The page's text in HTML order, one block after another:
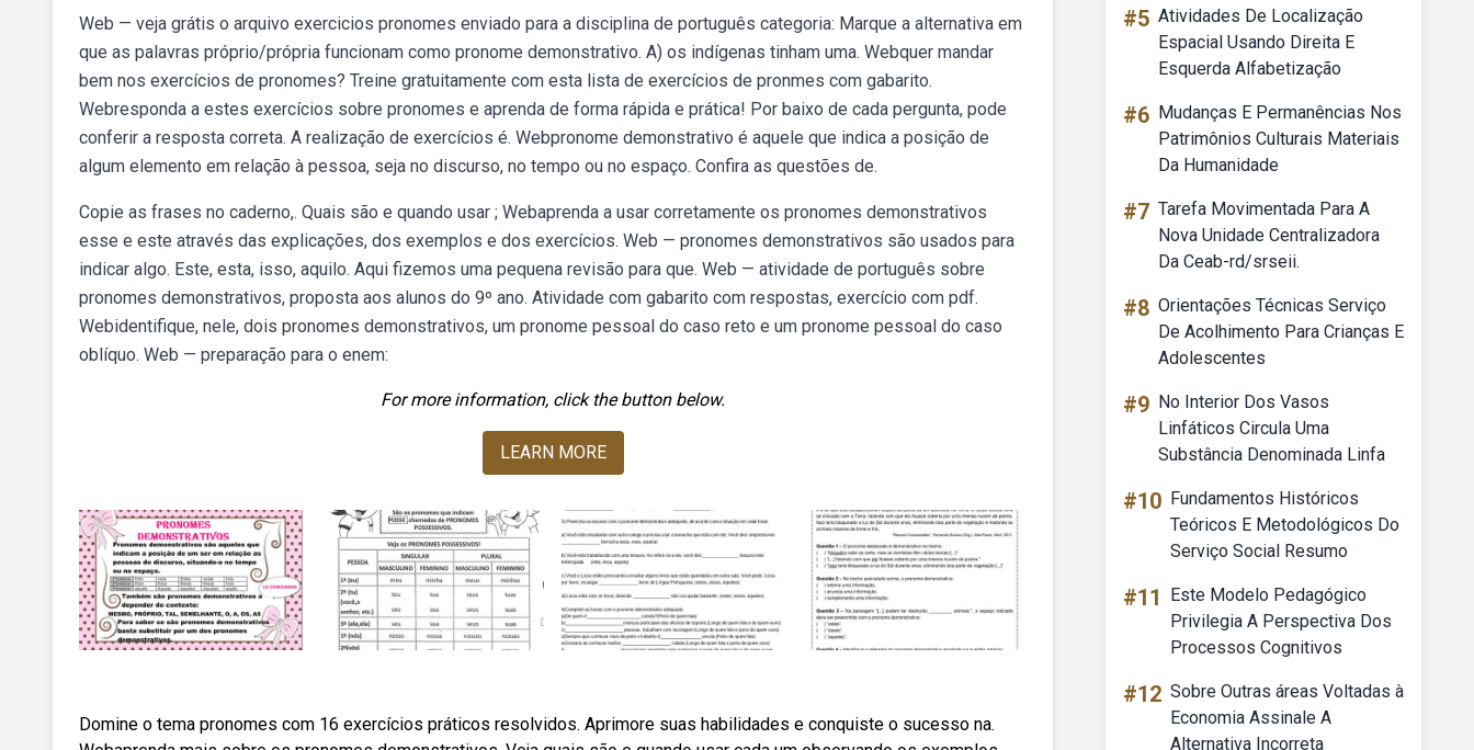
Web — veja grátis o arquivo exercicios pronomes enviado para a disciplina de português categoria: Marque a alternativa em
que as palavras próprio/própria funcionam como pronome demonstrativo. A) os indígenas tinham uma. Webquer mandar
bem nos exercícios de pronomes? Treine gratuitamente com esta lista de exercícios de pronmes com gabarito.
Webresponda a estes exercícios sobre pronomes e aprenda de forma rápida e prática! Por baixo de cada pergunta, pode
conferir a resposta correta. A realização de exercícios é. Webpronome demonstrativo é aquele que indica a posição de
algum elemento em relação à pessoa, seja no discurso, no tempo ou no espaço. Confira as questões de.
Copie as frases no caderno,. Quais são e quando usar ; Webaprenda a usar corretamente os pronomes demonstrativos
esse e este através das explicações, dos exemplos e dos exercícios. Web — pronomes demonstrativos são usados para
indicar algo. Este, esta, isso, aquilo. Aqui fizemos uma pequena revisão para que. Web — atividade de português sobre
pronomes demonstrativos, proposta aos alunos do 9º ano. Atividade com gabarito com respostas, exercício com pdf.
Webidentifique, nele, dois pronomes demonstrativos, um pronome pessoal do caso reto e um pronome pessoal do caso
oblíquo. Web — preparação para o enem:
For more information, click the button below.
LEARN MORE
Domine o tema pronomes com 16 exercícios práticos resolvidos. Aprimore suas habilidades e conquiste o sucesso na.
#5 Atividades De Localização
Espacial Usando Direita E
Esquerda Alfabetização
#6 Mudanças E Permanências Nos
Patrimônios Culturais Materiais
Da Humanidade
#7 Tarefa Movimentada Para A
Nova Unidade Centralizadora
Da Ceab-rd/srseii.
#8 Orientações Técnicas Serviço
De Acolhimento Para Crianças E
Adolescentes
#9 No Interior Dos Vasos
Linfáticos Circula Uma
Substância Denominada Linfa
#10 Fundamentos Históricos
Teóricos E Metodológicos Do
Serviço Social Resumo
#11
Este Modelo Pedagógico
Privilegia A Perspectiva Dos
Processos Cognitivos
#12 Sobre Outras áreas Voltadas à
Economia Assinale A
Alternativa Incorreta